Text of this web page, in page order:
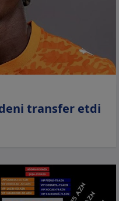
transfer etdi